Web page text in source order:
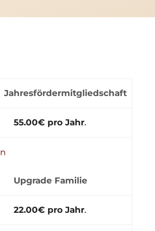
Jahresfördermitgliedschaft
55.00€ pro Jahr.
Upgrade Familie
22.00€ pro Jahr.